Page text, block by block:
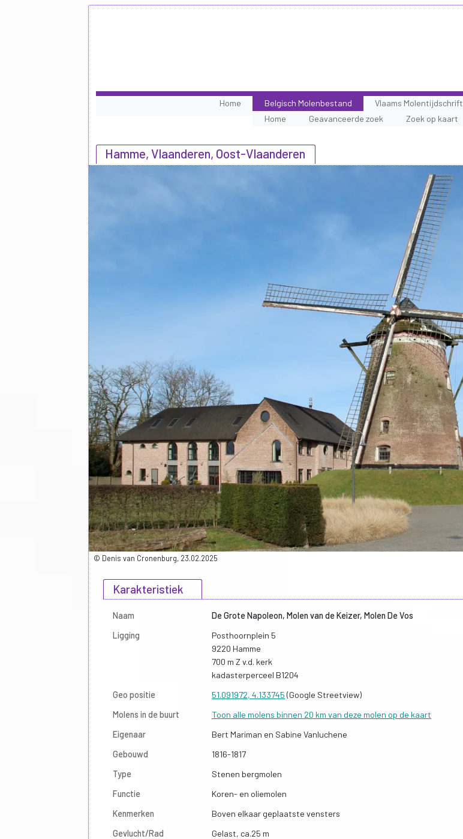
Home
Belgisch Molenbestand
Home
Geavanceerde zoek Zoek op kaart
Vlaams Molentijdschrift
Hamme, Vlaanderen, Oost-Vlaanderen
Karakteristiek
Naam
De Grote Napoleon, Molen van de Keizer, Molen De Vos
Ligging
Posthoornplein 5
9220 Hamme
700 m Z v.d. kerk
kadasterperceel B1204
Geo positie
51.091972, 4.133745 (Google Streetview)
Molens in de buurt
Toon alle molens binnen 20 km van deze molen op de kaart
Eigenaar
Bert Mariman en Sabine Vanluchene
Gebouwd
1816-1817
Type
Stenen bergmolen
Functie
Koren- en oliemolen
Kenmerken
Boven elkaar geplaatste vensters
Gevlucht/Rad
Gelast, ca.25 m
© Denis van Cronenburg, 23.02.2025